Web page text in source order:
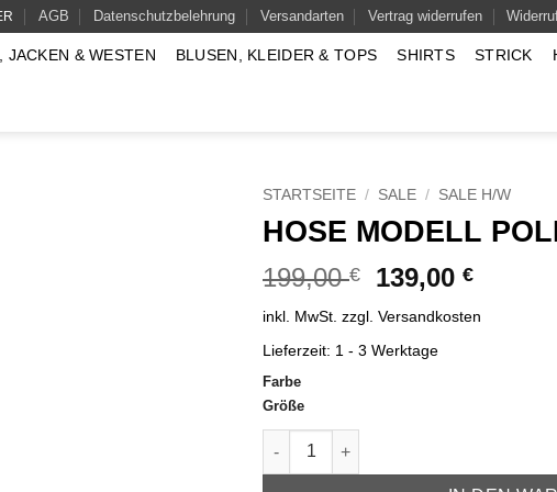
AGB Datenschutzbelehrung Versandarten Vertrag widerrufen
JACKEN & WESTEN BLUSEN, KLEIDER & TOPS SHIRTS STRICK
STARTSEITE / SALE / SALE H/W
HOSE MODELL
199,00€
Ursprünglicher
war:
199,00 €
139,00€
ist:
inkl. MwSt. zzgl. Versandkosten
Lieferzeit: 1 - 3 Werktage
Farbe
Größe
Hose Modell Polly Menge